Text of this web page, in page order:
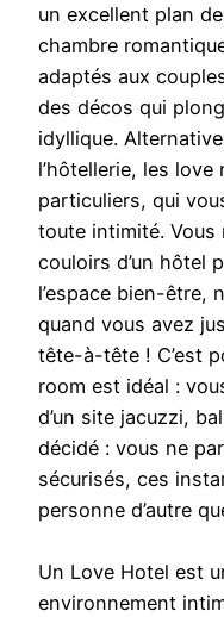
un excellent plan
chambre
adaptés aux
des décos qui
idyllique.
l’hôtellerie, les
particuliers, qui
toute intimité. Vous
couloirs d’un hôtel
l’espace bien-être,
quand vous avez
tête-à-tête ! C’est
room est idéal :
d’un site jacuzzi,
décidé : vous ne
sécurisés, ces
personne d’autre
Un Love Hotel est
environnement